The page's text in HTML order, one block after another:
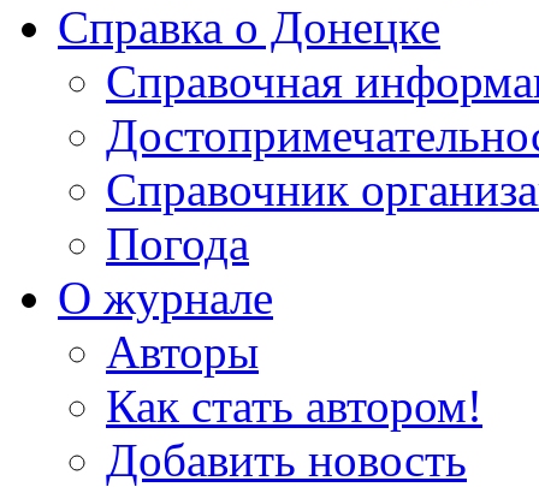
Справка о Донецке
Справочная
Справочник
Погода
О журнале
Авторы
Как стать автором!
Добавить новость